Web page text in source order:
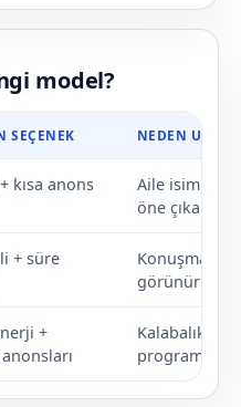
model?
SEÇENEK NEDEN
kısa anons
Aile isimleri
öne çıkar.
+ süre
Konuşmacı
görünürlüğü
+
Kalabalık
programın